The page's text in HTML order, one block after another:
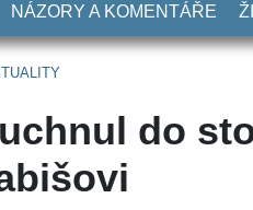
NÁZORY A KOMENTÁŘE
do